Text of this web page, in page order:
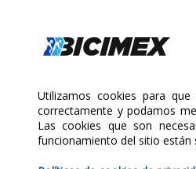
$10.00
Políticas de privacidad
Políticas de devolución
Copyright 2025 Bicimex®. All rights
Agosto 10, 2026
Utilizamos cookies para
correctamente y podamos
Las cookies que son
funcionamiento del sitio están